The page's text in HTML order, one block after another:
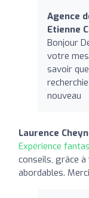
Agence
Etienne
Bonjour
votre
savoir
nouveau
Laurence
Expérience
conseils, grâce
abordables.